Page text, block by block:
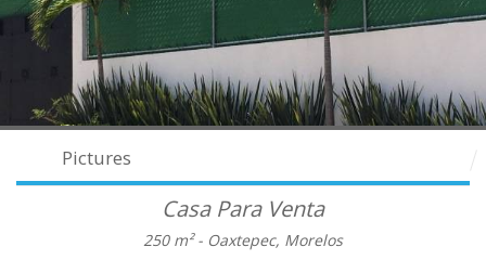
Pictures
Casa Para Venta
250 m² - Oaxtepec, Morelos